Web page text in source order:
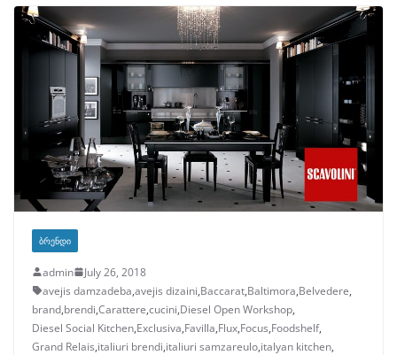
ᲑᲠᲔᲜᲓᲘ
admin
July 26, 2018
avejis damzadeba,avejis dizaini,Baccarat,Baltimora,Belvedere,
brand,brendi,Carattere,cucini,Diesel Open Workshop,
Diesel Social Kitchen,Exclusiva,Favilla,Flux,Focus,Foodshelf,
Grand Relais,italiuri brendi,italiuri samzareulo,italyan kitchen,